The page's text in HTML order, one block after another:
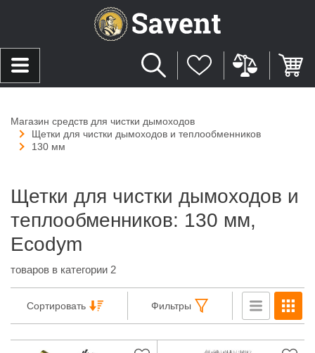
Магазин средств для чистки дымоходов
Щетки для чистки дымоходов и теплообменников
130 мм
Щетки для чистки дымоходов и
теплообменников: 130 мм,
Ecodym
товаров в категории 2
Сортировать Фильтры